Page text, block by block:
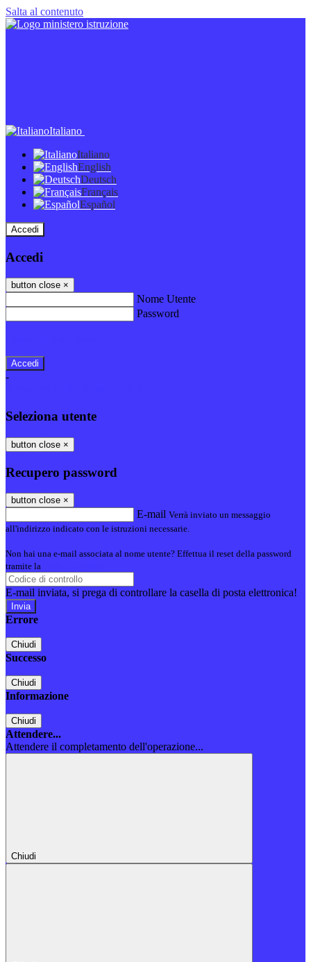
Salta al contenuto
Italiano
Italiano
English
Deutsch
Français
Español
Accedi
Accedi
button close ×
Nome Utente
Password
-
Seleziona utente
button close ×
Recupero password
button close ×
E-mail Verrà inviato un messaggio
all'indirizzo indicato con le istruzioni necessarie.
Non hai una e-mail associata al nome utente? Effettua il reset della password
tramite la
E-mail inviata, si prega di controllare la casella di posta elettronica!
Errore
Chiudi
Successo
Chiudi
Informazione
Chiudi
Attendere...
Attendere il completamento dell'operazione...
Chiudi